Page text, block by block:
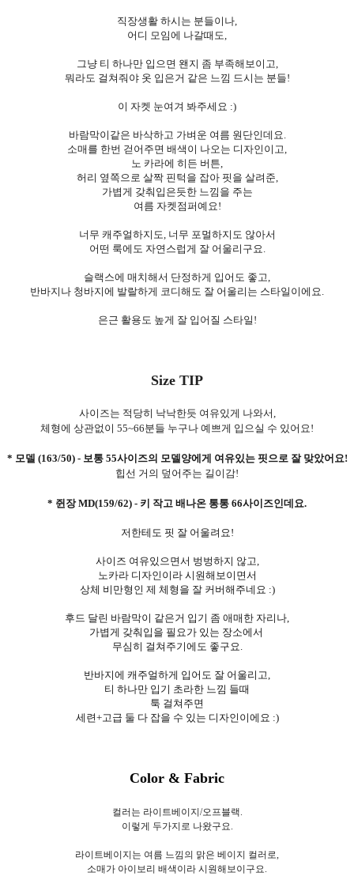
직장생활 하시는 분들이나,
어디 모임에 나갈때도,
그냥 티 하나만 입으면 왠지 좀 부족해보이고,
뭐라도 걸쳐줘야 옷 입은거 같은 느낌 드시는 분들!
이 자켓 눈여겨 봐주세요 :)
바람막이같은 바삭하고 가벼운 여름 원단인데요.
소매를 한번 걷어주면 배색이 나오는 디자인이고,
노 카라에 히든 버튼,
허리 옆쪽으로 살짝 핀턱을 잡아 핏을 살려준,
가볍게 갖춰입은듯한 느낌을 주는
여름 자켓점퍼예요!
너무 캐주얼하지도, 너무 포멀하지도 않아서
어떤 룩에도 자연스럽게 잘 어울리구요.
슬랙스에 매치해서 단정하게 입어도 좋고,
반바지나 청바지에 발랄하게 코디해도 잘 어울리는 스타일이에요.
은근 활용도 높게 잘 입어질 스타일!
Size TIP
사이즈는 적당히 낙낙한듯 여유있게 나와서,
체형에 상관없이 55~66분들 누구나 예쁘게 입으실 수 있어요!
* 모델 (163/50) - 보통 55사이즈의 모델양에게 여유있는 핏으로 잘 맞았어요!
힙선 거의 덮어주는 길이감!
* 쥔장 MD(159/62) - 키 작고 배나온 통통 66사이즈인데요.
저한테도 핏 잘 어울려요!
사이즈 여유있으면서 벙벙하지 않고,
노카라 디자인이라 시원해보이면서
상체 비만형인 제 체형을 잘 커버해주네요 :)
후드 달린 바람막이 같은거 입기 좀 애매한 자리나,
가볍게 갖춰입을 필요가 있는 장소에서
무심히 걸쳐주기에도 좋구요.
반바지에 캐주얼하게 입어도 잘 어울리고,
티 하나만 입기 초라한 느낌 들때
툭 걸쳐주면
세련+고급 둘 다 잡을 수 있는 디자인이에요 :)
Color & Fabric
컬러는 라이트베이지/오프블랙.
이렇게 두가지로 나왔구요.
라이트베이지는 여름 느낌의 맑은 베이지 컬러로,
소매가 아이보리 배색이라 시원해보이구요.